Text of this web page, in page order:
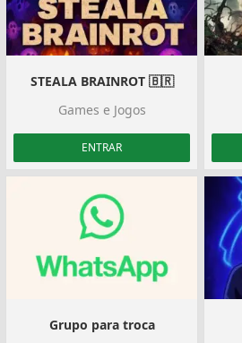
STEALA BRAINROT 🇧🇷
Games e Jogos
ENTRAR
Grupo para troca